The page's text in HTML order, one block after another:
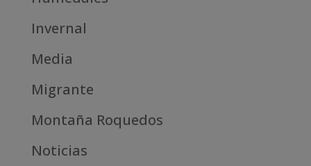
Invernal
Media
Migrante
Montaña Roquedos
Noticias